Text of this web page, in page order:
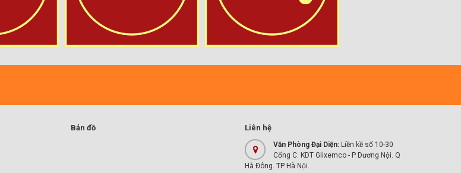
Bản đồ Liên hệ
Văn Phòng Đại Diện: Liền kề số 10-30
Cổng C. KDT Glixemco - P Dương Nội. Q
Hà Đông. TP Hà Nội.